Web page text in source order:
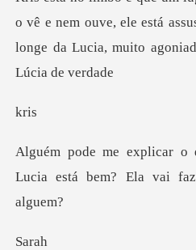
ê e nem ouve, ele está
longe
r
Lucia está bem? Ela va
a